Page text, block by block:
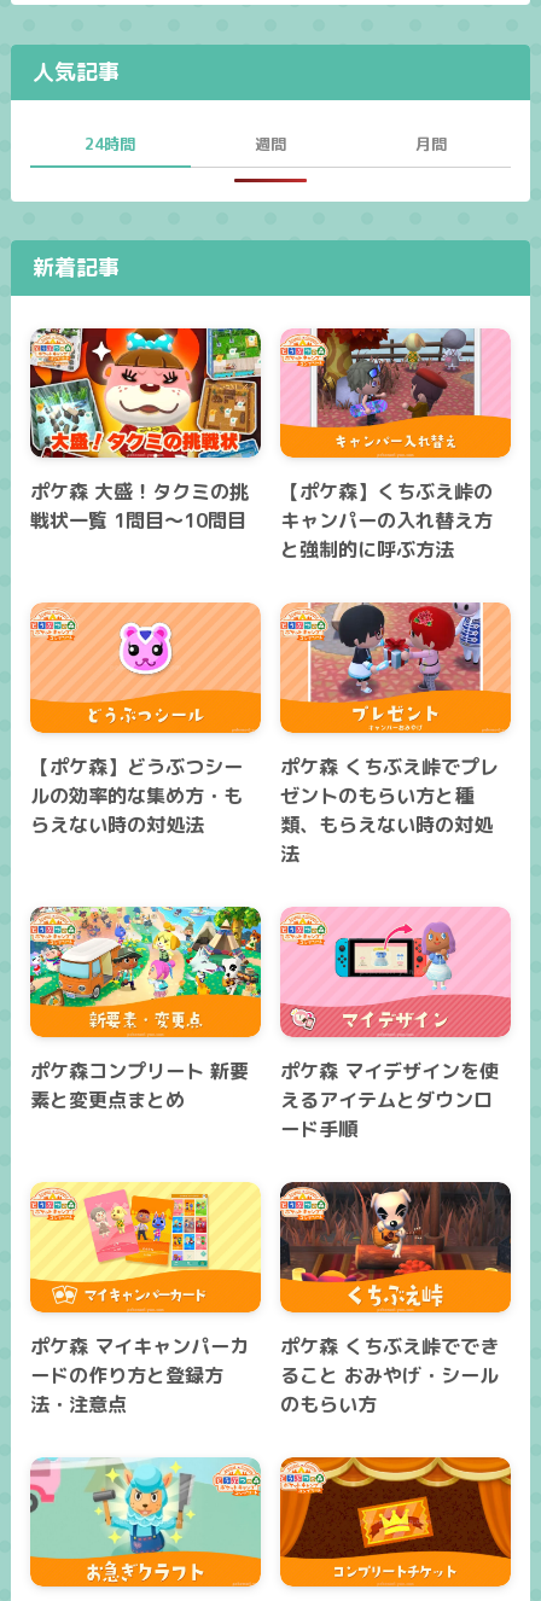
人気記事
24時間 週間 月間
新着記事
ポケ森 大盛！タクミの挑
戦状一覧 1問目～10問目
【ポケ森】くちぶえ峠の
キャンパーの入れ替え方
と強制的に呼ぶ方法
【ポケ森】どうぶつシー
ルの効率的な集め方・も
らえない時の対処法
ポケ森 くちぶえ峠でプレ
ゼントのもらい方と種
類、もらえない時の対処
法
ポケ森コンプリート 新要
素と変更点まとめ
ポケ森 マイデザインを使
えるアイテムとダウンロ
ード手順
ポケ森 マイキャンパーカ
ードの作り方と登録方
法・注意点
ポケ森 くちぶえ峠ででき
ること おみやげ・シール
のもらい方